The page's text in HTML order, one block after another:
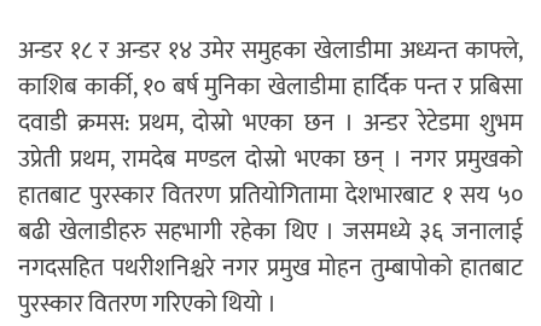
अन्डर १८ र अन्डर १४ उमेर समुहका खेलाडीमा अध्यन्त काफ्ले,
काशिब कार्की, १० बर्ष मुनिका खेलाडीमा हार्दिक पन्त र प्रबिसा
दवाडी क्रमस: प्रथम, दोस्रो भएका छन । अन्डर रेटेडमा शुभम
उप्रेती प्रथम, रामदेब मण्डल दोस्रो भएका छन् । नगर प्रमुखको
हातबाट पुरस्कार वितरण प्रतियोगितामा देशभारबाट १ सय ५०
बढी खेलाडीहरु सहभागी रहेका थिए । जसमध्ये ३६ जनालाई
नगदसहित पथरीशनिश्चरे नगर प्रमुख मोहन तुम्बापोको हातबाट
पुरस्कार वितरण गरिएको थियो ।